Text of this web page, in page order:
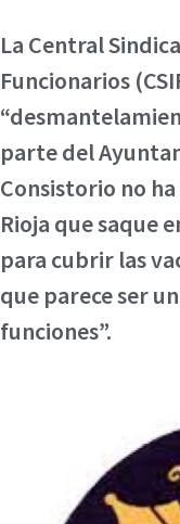
La Central
Funcionarios
parte del
Consistorio no
Rioja que saque
para cubrir las
que parece ser
funciones”.